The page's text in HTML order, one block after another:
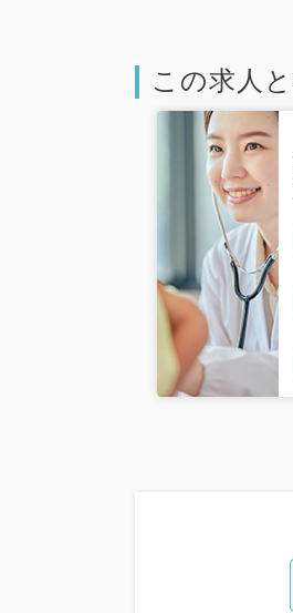
この求人